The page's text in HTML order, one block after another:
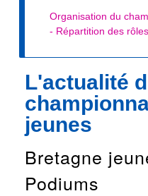
Organisation du
- Répartition des rôles
L'actualité
jeunes
Bretagne
Podiums